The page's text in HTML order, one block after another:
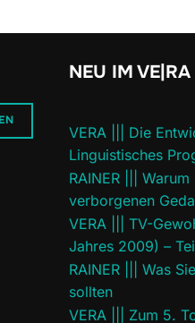
NEU IM
VERA ||| Die
Linguistisches
RAINER |||
verborgenen
VERA ||| TV-
Jahres 2009) –
RAINER ||| Was
sollten
VERA ||| Zum 5.